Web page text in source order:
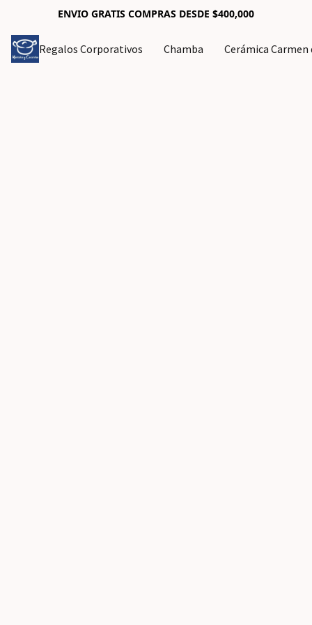
ENVIO GRATIS COMPRAS DESDE $400,000
Regalos Corporativos Chamba Cerámica Carmen